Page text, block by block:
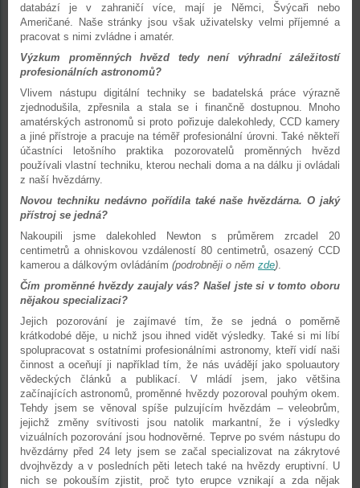
databází je v zahraničí více, mají je Němci, Švýcaři nebo
Američané. Naše stránky jsou však uživatelsky velmi příjemné a
pracovat s nimi zvládne i amatér.
Výzkum proměnných hvězd tedy není výhradní záležitostí
profesionálních astronomů?
Vlivem nástupu digitální techniky se badatelská práce výrazně
zjednodušila, zpřesnila a stala se i finančně dostupnou. Mnoho
amatérských astronomů si proto pořizuje dalekohledy, CCD kamery
a jiné přístroje a pracuje na téměř profesionální úrovni. Také někteří
účastníci letošního praktika pozorovatelů proměnných hvězd
používali vlastní techniku, kterou nechali doma a na dálku ji ovládali
z naší hvězdárny.
Novou techniku nedávno pořídila také naše hvězdárna. O jaký
přístroj se jedná?
Nakoupili jsme dalekohled Newton s průměrem zrcadel 20
centimetrů a ohniskovou vzdáleností 80 centimetrů, osazený CCD
kamerou a dálkovým ovládáním (podrobněji o něm zde).
Čím proměnné hvězdy zaujaly vás? Našel jste si v tomto oboru
nějakou specializaci?
Jejich pozorování je zajímavé tím, že se jedná o poměrně
krátkodobé děje, u nichž jsou ihned vidět výsledky. Také si mi líbí
spolupracovat s ostatními profesionálními astronomy, kteří vidí naši
činnost a oceňují ji například tím, že nás uvádějí jako spoluautory
vědeckých článků a publikací. V mládí jsem, jako většina
začínajících astronomů, proměnné hvězdy pozoroval pouhým okem.
Tehdy jsem se věnoval spíše pulzujícím hvězdám – veleobrům,
jejichž změny svítivosti jsou natolik markantní, že i výsledky
vizuálních pozorování jsou hodnověrné. Teprve po svém nástupu do
hvězdárny před 24 lety jsem se začal specializovat na zákrytové
dvojhvězdy a v posledních pěti letech také na hvězdy eruptivní. U
nich se pokouším zjistit, proč tyto erupce vznikají a zda nějak